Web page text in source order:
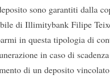
sono garantiti dalla
di Illimitybank Filipe
in questa tipologia di
in caso di
di un deposito